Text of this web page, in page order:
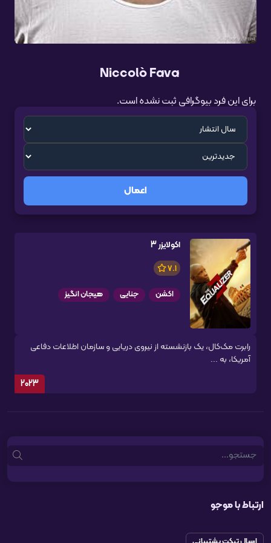
Niccolò Fava
برای این فرد بیوگرافی ثبت نشده است.
اعمال
اکولایزر 3
7.1
اکشن جنایی هیجان انگیز
رابرت مک‌کال، یک بازنشسته از نیروی دریایی و سازمان اطلاعات دفاعی
آمریکا، به ...
2023
Search
ارتباط با موجو